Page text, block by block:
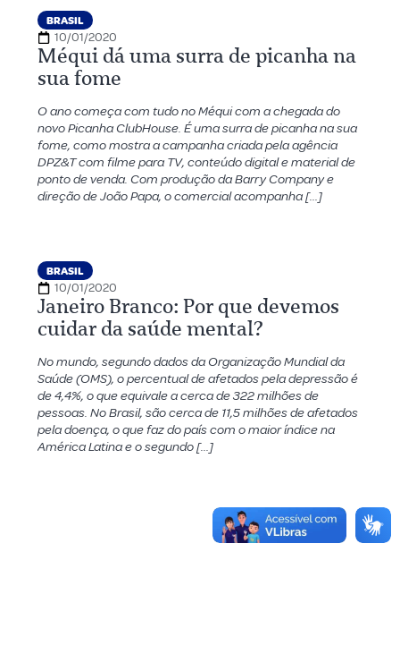
BRASIL
10/01/2020
Méqui dá uma surra de picanha na
sua fome
O ano começa com tudo no Méqui com a chegada do
novo Picanha ClubHouse. É uma surra de picanha na sua
fome, como mostra a campanha criada pela agência
DPZ&T com filme para TV, conteúdo digital e material de
ponto de venda. Com produção da Barry Company e
direção de João Papa, o comercial acompanha […]
BRASIL
10/01/2020
Janeiro Branco: Por que devemos
cuidar da saúde mental?
No mundo, segundo dados da Organização Mundial da
Saúde (OMS), o percentual de afetados pela depressão é
de 4,4%, o que equivale a cerca de 322 milhões de
pessoas. No Brasil, são cerca de 11,5 milhões de afetados
pela doença, o que faz do país com o maior índice na
América Latina e o segundo […]